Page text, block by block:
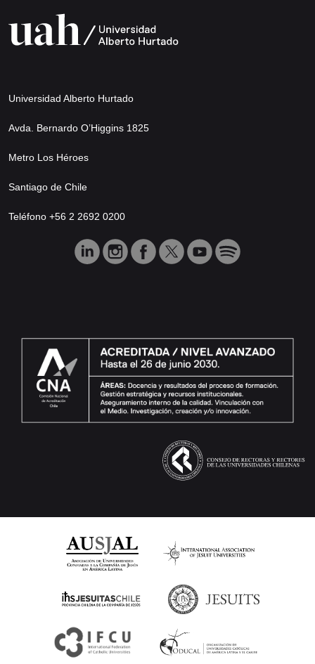
Universidad Alberto Hurtado
Avda. Bernardo O’Higgins 1825
Metro Los Héroes
Santiago de Chile
Teléfono +56 2 2692 0200